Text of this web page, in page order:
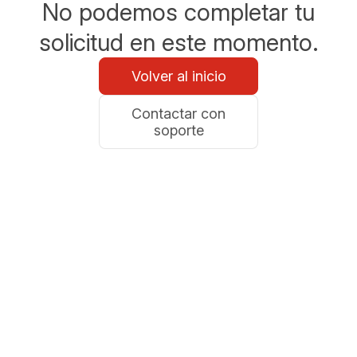
No podemos completar tu
solicitud en este momento.
Volver al inicio
Contactar con
soporte